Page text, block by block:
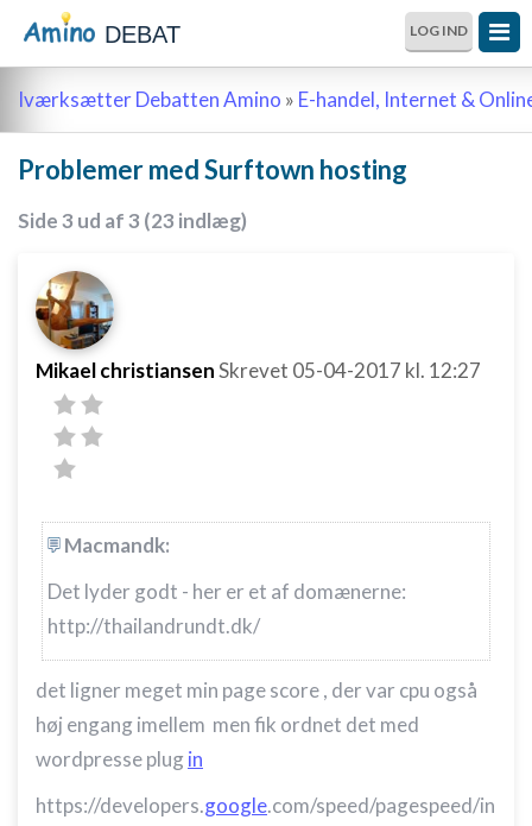
DEBAT LOG IND
Iværksætter Debatten Amino » E-handel, Internet &
Problemer med Surftown hosting
Side 3 ud af 3 (23 indlæg)
Mikael christiansenSkrevet 05-04-2017 kl. 12:27
Macmandk:
Det lyder godt - her er et af domænerne:
http://thailandrundt.dk/
det ligner meget min page score , der var cpu også
høj engang imellem men fik ordnet det med
wordpresse plug in
https://developers.google.com/speed/pagespeed/in